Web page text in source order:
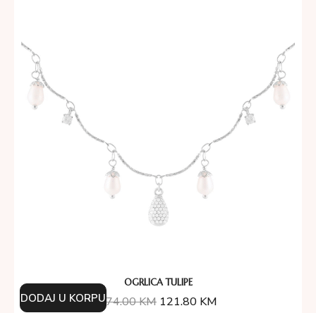
OGRLICA TULIPE
174.00KM 121.80 KM
DODAJ U KORPU